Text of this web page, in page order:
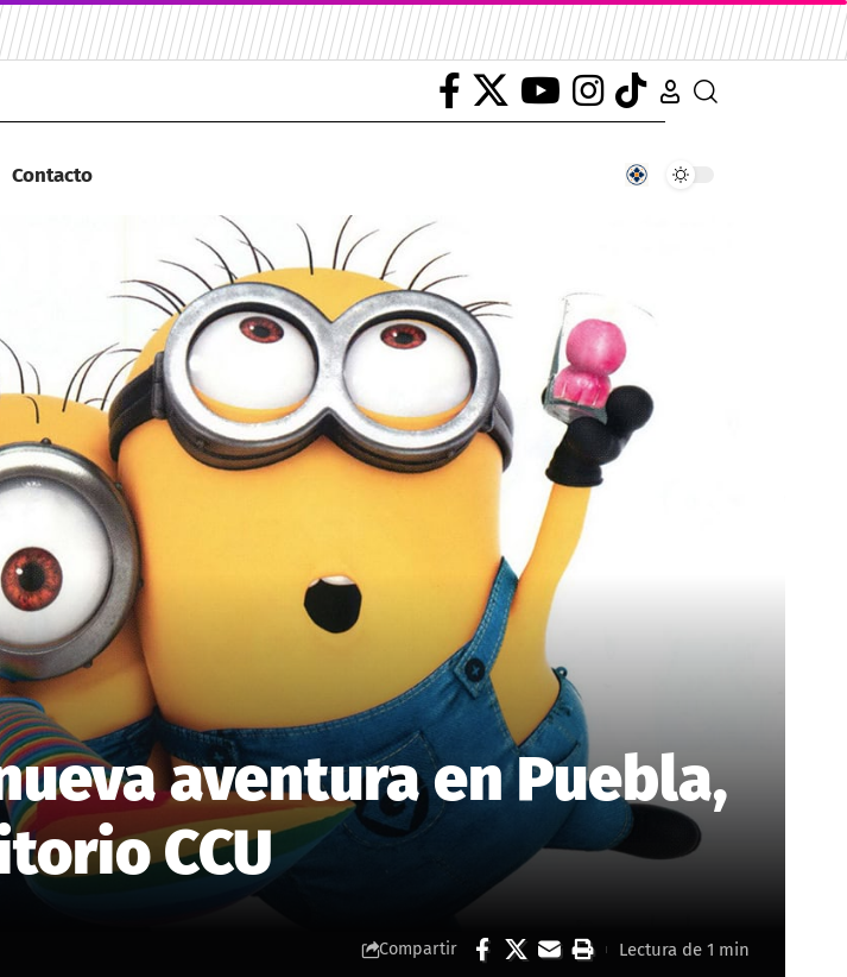
Contacto
aventura en Puebla,
CCU
Compartir Lectura de 1 min